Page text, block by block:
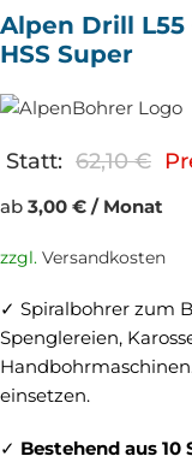
Alpen Drill
HSS Super
Statt: 62,10€
ab 3,00 € / Monat
zzgl. Versandkosten
✓ Spiralbohrer zum
Spenglereien,
einsetzen.
✓ Bestehend aus 10